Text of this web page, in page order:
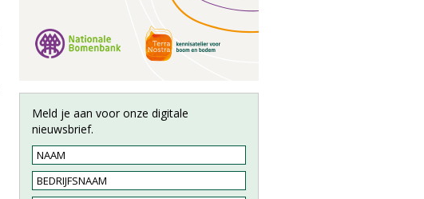
Meld je aan voor onze digitale
nieuwsbrief.